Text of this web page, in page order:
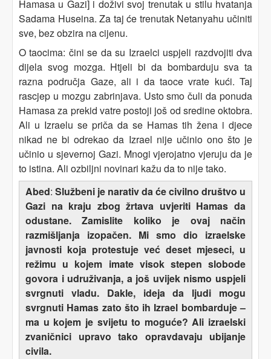
Hamasa u Gazi] i doživi svoj trenutak u stilu hvatanja
Sadama Huseina. Za taj će trenutak Netanyahu učiniti
sve, bez obzira na cijenu.
O taocima: čini se da su Izraelci uspjeli razdvojiti dva
dijela svog mozga. Htjeli bi da bombarduju sva ta
razna područja Gaze, ali i da taoce vrate kući. Taj
rascjep u mozgu zabrinjava. Usto smo čuli da ponuda
Hamasa za prekid vatre postoji još od sredine oktobra.
Ali u Izraelu se priča da se Hamas tih žena i djece
nikad ne bi odrekao da Izrael nije učinio ono što je
učinio u sjevernoj Gazi. Mnogi vjerojatno vjeruju da je
to istina. Ali ozbiljni novinari kažu da to nije tako.
Abed: Službeni je narativ da će civilno društvo u
Gazi na kraju zbog žrtava uvjeriti Hamas da
odustane. Zamislite koliko je ovaj način
razmišljanja izopačen. Mi smo dio izraelske
javnosti koja protestuje već deset mjeseci, u
režimu u kojem imate visok stepen slobode
govora i udruživanja, a još uvijek nismo uspjeli
svrgnuti vladu. Dakle, ideja da ljudi mogu
svrgnuti Hamas zato što ih Izrael bombarduje –
ma u kojem je svijetu to moguće? Ali izraelski
zvaničnici upravo tako opravdavaju ubijanje
civila.